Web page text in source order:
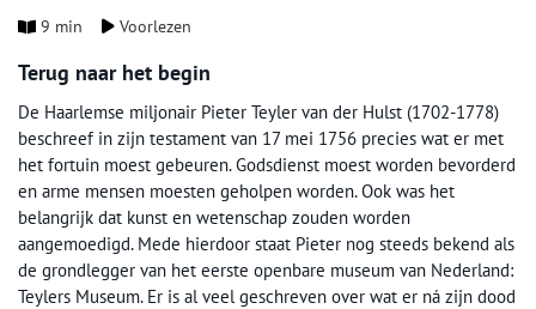
9 min Voorlezen
Terug naar het begin
De Haarlemse miljonair Pieter Teyler van der Hulst (1702-1778)
beschreef in zijn testament van 17 mei 1756 precies wat er met
het fortuin moest gebeuren. Godsdienst moest worden bevorderd
en arme mensen moesten geholpen worden. Ook was het
belangrijk dat kunst en wetenschap zouden worden
aangemoedigd. Mede hierdoor staat Pieter nog steeds bekend als
de grondlegger van het eerste openbare museum van Nederland:
Teylers Museum. Er is al veel geschreven over wat er ná zijn dood